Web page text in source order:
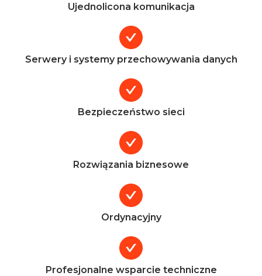
Ujednolicona komunikacja
Serwery i systemy przechowywania danych
Bezpieczeństwo sieci
Rozwiązania biznesowe
Ordynacyjny
Profesjonalne wsparcie techniczne